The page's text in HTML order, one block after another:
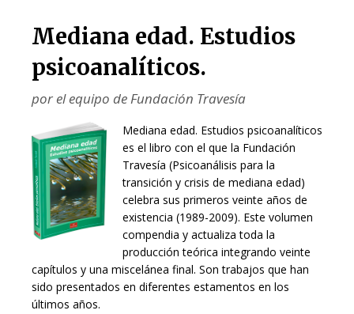
Mediana edad. Estudios
psicoanalíticos.
por el equipo de Fundación Travesía
Mediana edad. Estudios psicoanalíticos
es el libro con el que la Fundación
Travesía (Psicoanálisis para la
transición y crisis de mediana edad)
celebra sus primeros veinte años de
existencia (1989-2009). Este volumen
compendia y actualiza toda la
producción teórica integrando veinte
capítulos y una miscelánea final. Son trabajos que han
sido presentados en diferentes estamentos en los
últimos años.